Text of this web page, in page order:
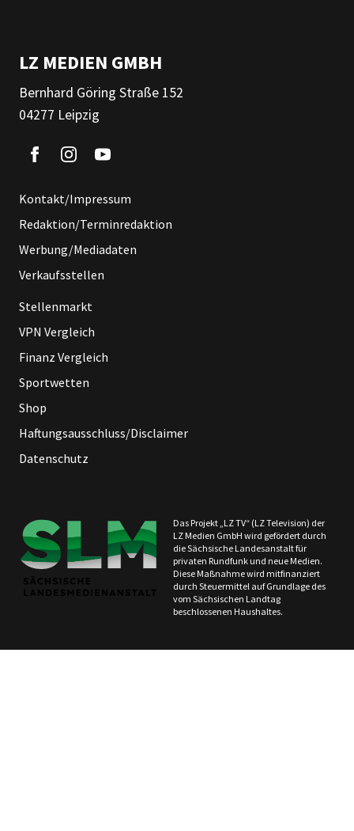
LZ MEDIEN GMBH
Bernhard Göring Straße 152
04277 Leipzig
Kontakt/Impressum
Redaktion/Terminredaktion
Werbung/Mediadaten
Verkaufsstellen
Stellenmarkt
VPN Vergleich
Finanz Vergleich
Sportwetten
Shop
Haftungsausschluss/Disclaimer
Datenschutz
Das Projekt „LZ TV“ (LZ Television) der
LZ Medien GmbH wird gefördert durch
die Sächsische Landesanstalt für
privaten Rundfunk und neue Medien.
Diese Maßnahme wird mitfinanziert
durch Steuermittel auf Grundlage des
vom Sächsischen Landtag
beschlossenen Haushaltes.